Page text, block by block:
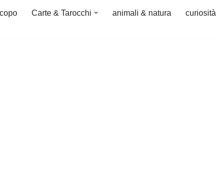
Carte & Tarocchi animali & natura curiosità